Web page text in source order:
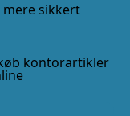
sikkert
kontorartikler